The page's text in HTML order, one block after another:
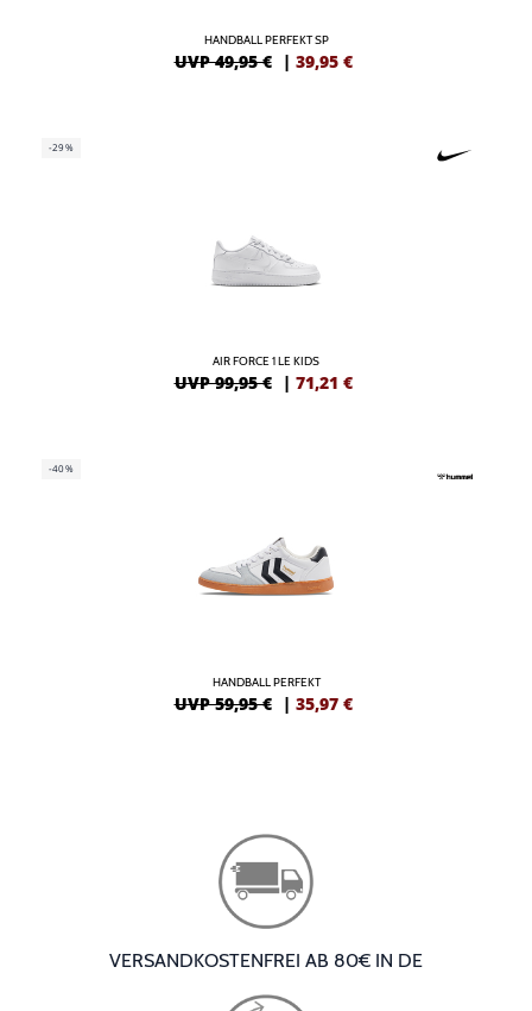
HANDBALL PERFEKT SP
UVP 49,95 € | 39,95 €
-29%
AIR FORCE 1 LE KIDS
UVP 99,95 € | 71,21 €
-40%
HANDBALL PERFEKT
UVP 59,95 € | 35,97 €
VERSANDKOSTENFREI AB 80€ IN DE